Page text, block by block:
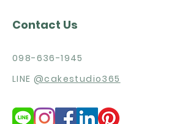
Contact Us
098-636-1945
LINE @cakestudio365